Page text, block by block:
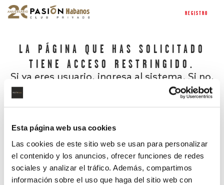
Esta página web usa cookies
Las cookies de este sitio web se usan para personalizar
el contenido y los anuncios, ofrecer funciones de redes
sociales y analizar el tráfico. Además, compartimos
información sobre el uso que haga del sitio web con
REGISTRO
LA PÁGINA QUE HAS SOLICITADO
TIENE ACCESO RESTRINGIDO.
Si ya eres usuario, ingresa al sistema. Si no,